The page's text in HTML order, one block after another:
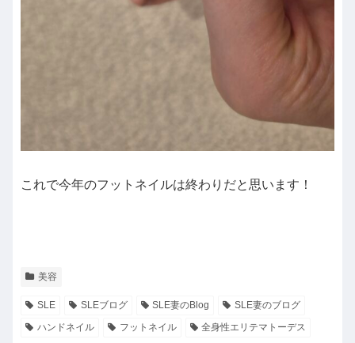
これで今年のフットネイルは終わりだと思います！
美容
SLE SLEブログ SLE妻のBlog
SLE妻のブログ
ハンドネイル
フットネイル 全身性エリテマトーデス